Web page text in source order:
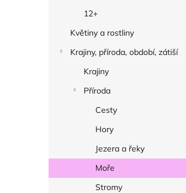
12+
Květiny a rostliny
Krajiny, příroda, období, zátiší
Krajiny
Příroda
Cesty
Hory
Jezera a řeky
Moře
Stromy